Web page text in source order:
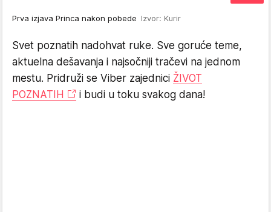
Prva izjava Princa nakon pobede Izvor: Kurir
Svet poznatih nadohvat ruke. Sve goruće teme,
aktuelna dešavanja i najsočniji tračevi na jednom
mestu. Pridruži se Viber zajednici ŽIVOT
POZNATIH
i budi u toku svakog dana!